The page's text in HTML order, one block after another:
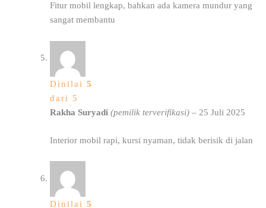
Fitur mobil lengkap, bahkan ada kamera mundur yang
sangat membantu
Dinilai 5
dari 5
Rakha Suryadi (pemilik terverifikasi) – 25 Juli 2025
Interior mobil rapi, kursi nyaman, tidak berisik di jalan
Dinilai 5